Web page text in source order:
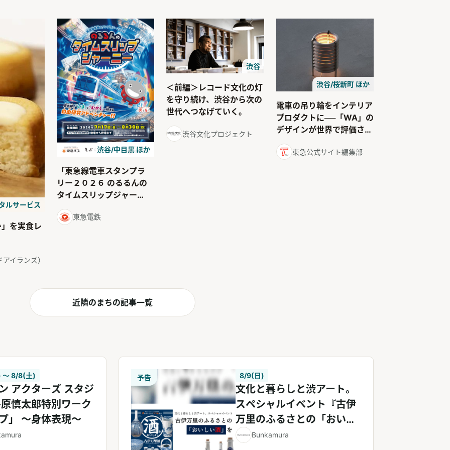
ルサービス
を実食レ
イランズ）
渋谷/中目黒 ほか
「東急線電車スタンプラ
リー２０２６ のるるんの
タイムスリップジャー
ニー」が開催！
東急電鉄
渋谷
＜前編＞レコード文化の灯
を守り続け、渋谷から次の
世代へつなげていく。
渋谷文化プロジェクト
渋谷/桜新町 ほか
電車の吊り輪をインテリア
プロダクトに──「WA」の
デザインが世界で評価され
る理由
東急公式サイト編集部
近隣のまちの記事一覧
〜 8/8(土)
アクターズ スタジ
慎太郎特別ワーク
」 ～身体表現～
予告 8/9(日)
文化と暮らしと渋アート。
スペシャルイベント『古伊
万里のふるさとの「おいし
い酒」を古伊万里の美術館
Bunkamura